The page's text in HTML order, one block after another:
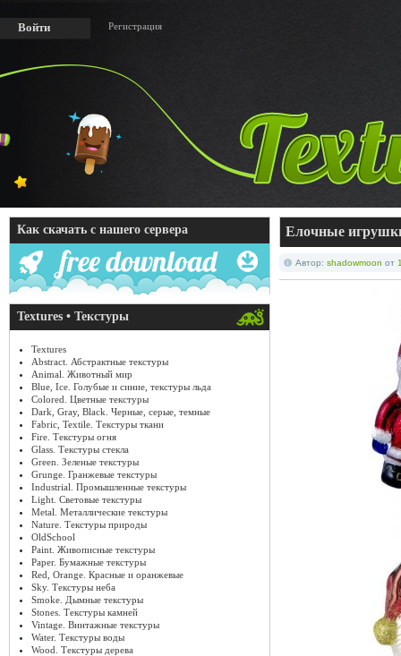
Войти Регистрация
Как скачать с нашего сервера
Textures • Текстуры
Textures
Abstract. Абстрактные текстуры
Animal. Животный мир
Blue, Ice. Голубые и синие, текстуры льда
Colored. Цветные текстуры
Dark, Gray, Black. Черные, серые, темные
Fabric, Textile. Текстуры ткани
Fire. Текстуры огня
Glass. Текстуры стекла
Green. Зеленые текстуры
Grunge. Гранжевые текстуры
Industrial. Промышленные текстуры
Light. Световые текстуры
Metal. Металлические текстуры
Nature. Текстуры природы
OldSchool
Paint. Живописные текстуры
Paper. Бумажные текстуры
Red, Orange. Красные и оранжевые
Sky. Текстуры неба
Smoke. Дымные текстуры
Stones. Текстуры камней
Vintage. Винтажные текстуры
Water. Текстуры воды
Wood. Текстуры дерева
Елочные
Автор: shadowmoon от